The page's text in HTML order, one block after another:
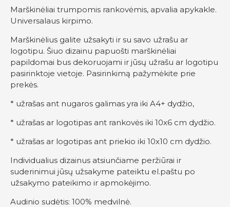
Marškinėliai trumpomis rankovėmis, apvalia apykakle.
Universalaus kirpimo.
Marškinėlius galite užsakyti ir su savo užrašu ar
logotipu. Šiuo dizainu papuošti marškinėliai
papildomai bus dekoruojami ir jūsų užrašu ar logotipu
pasirinktoje vietoje. Pasirinkimą pažymėkite prie
prekės.
* užrašas ant nugaros galimas yra iki A4+ dydžio,
* užrašas ar logotipas ant rankovės iki 10x6 cm dydžio.
* užrašas ar logotipas ant priekio iki 10x10 cm dydžio.
Individualius dizainus atsiunčiame peržiūrai ir
suderinimui jūsų užsakyme pateiktu el.paštu po
užsakymo pateikimo ir apmokėjimo.
Audinio sudėtis: 100% medvilnė.